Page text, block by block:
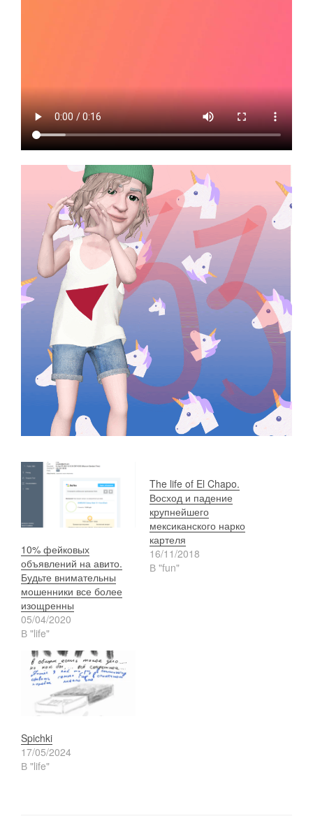
10% фейковых
объявлений на авито.
Будьте внимательны
мошенники все более
изощренны
05/04/2020
В "life"
The life of El Chapo.
Восход и падение
крупнейшего
мексиканского нарко
картеля
16/11/2018
В "fun"
Spichki
17/05/2024
В "life"